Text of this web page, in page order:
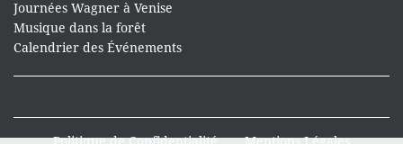
Journées Wagner à Venise
Musique dans la forêt
Calendrier des Événements